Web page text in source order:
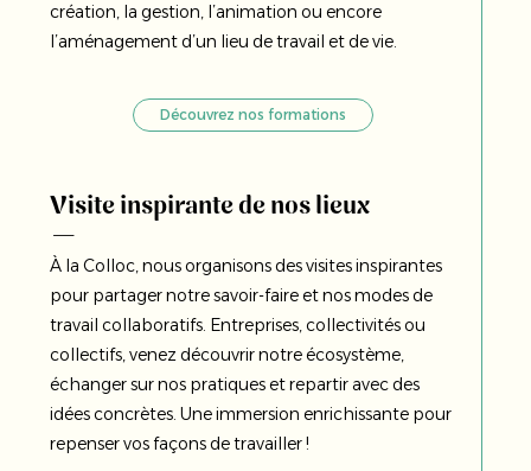
création, la gestion, l’animation ou encore
l’aménagement d’un lieu de travail et de vie.
Découvrez nos formations
Visite inspirante de nos lieux
À la Colloc, nous organisons des visites inspirantes
pour partager notre savoir-faire et nos modes de
travail collaboratifs. Entreprises, collectivités ou
collectifs, venez découvrir notre écosystème,
échanger sur nos pratiques et repartir avec des
idées concrètes. Une immersion enrichissante pour
repenser vos façons de travailler !